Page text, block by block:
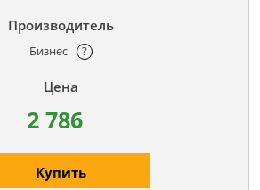
Бизнес ?
2 786
Купить